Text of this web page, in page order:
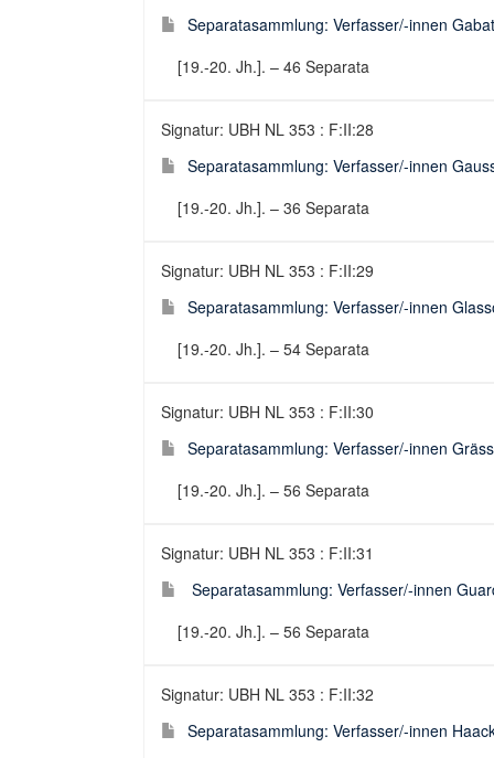
Separatasammlung: Verfasser/-innen
[19.-20. Jh.]. – 46 Separata
Signatur: UBH NL 353 : F:II:28
Separatasammlung: Verfasser/-innen
[19.-20. Jh.]. – 36 Separata
Signatur: UBH NL 353 : F:II:29
Separatasammlung: Verfasser/-innen
[19.-20. Jh.]. – 54 Separata
Signatur: UBH NL 353 : F:II:30
Separatasammlung: Verfasser/-innen
[19.-20. Jh.]. – 56 Separata
Signatur: UBH NL 353 : F:II:31
Separatasammlung: Verfasser/-innen
[19.-20. Jh.]. – 56 Separata
Signatur: UBH NL 353 : F:II:32
Separatasammlung: Verfasser/-innen